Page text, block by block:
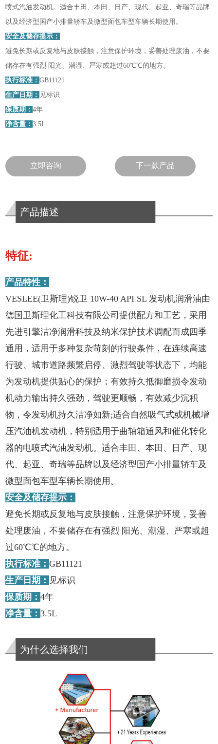
喷式汽油发动机。适合丰田、本田、日产、现代、起亚、奇瑞等品牌
以及经济型国产小排量轿车及微型面包车型车辆长期使用。
安全及储存提示：
避免长期或反复地与皮肤接触，注意保护环境，妥善处理废油，不要
储存在有强烈 阳光、潮湿、严寒或超过60℃℃的地方。
执行标准：GB11121
生产日期： 见标识
保质期：4年
净含量：3.5L
立即咨询 下一款产品
产品描述
特征:
产品特性：
VESLEE(卫斯理)锐卫 10W-40 API SL 发动机润滑油由
德国卫斯理化工科技有限公司提供配方和工艺，采用
先进引擎洁净润滑科技及纳米保护技术调配而成四季
通用，适用于多种复杂苛刻的行驶条件，在连续高速
行驶、城市道路频繁启停、激烈驾驶等状态下，均能
为发动机提供贴心的保护；有效持久抵御磨损令发动
机动力输出持久强劲，驾驶更顺畅，有效减少沉积
物，令发动机持久洁净如新;适合自然吸气式或机械增
压汽油机发动机，特别适用于曲轴箱通风和催化转化
器的电喷式汽油发动机。适合丰田、本田、日产、现
代、起亚、奇瑞等品牌以及经济型国产小排量轿车及
微型面包车型车辆长期使用。
安全及储存提示：
避免长期或反复地与皮肤接触，注意保护环境，妥善
处理废油，不要储存在有强烈 阳光、潮湿、严寒或超
过60℃℃的地方。
执行标准：GB11121
生产日期： 见标识
保质期：4年
净含量：3.5L
为什么选择我们